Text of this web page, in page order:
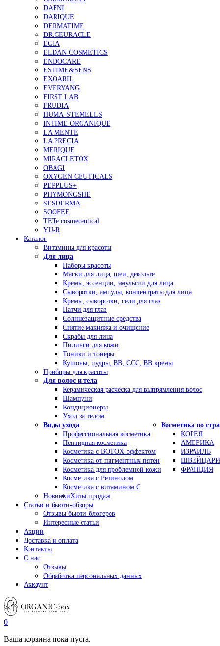
DAFNI
DARIQUE
DERMATIME
DR.CEURACLE
EGIA
ELDAN COSMETICS
ENDOCARE
ESTIME&SENS
EXOARIL
EVERYANG
FIRST LAB
FRUDIA
HUMA-STEMELLS
INTIME ORGANIQUE
LA MENTE
LA PRECIA
MERIQUE
MIRACLETOX
OBAGI
OXYGEN CEUTICALS
PEPPLUS+
PHYMONGSHE
SESDERMA
SOOFEE
TETe cosmeceutical
YU-R
Каталог
Витамины для красоты
Для лица
Наборы красоты
Маски для лица, шеи, декольте
Кремы, эссенции, эмульсии для лица
Сыворотки, ампулы, концентраты для лица
Кремы, сыворотки, гели для глаз
Патчи для глаз
Солнцезащитные средства
Снятие макияжа и очищение
Скрабы для лица
Пилинги для кожи
Тоники и тонеры
Кушоны, пудры, ВВ, ССС, ВВ кремы
Приборы для красоты
Для волос и тела
Керамическая расческа для выпрямления волос
Шампуни
Кондиционеры
Уход за телом
Виды ухода
Профессиональная косметика
Пептидная косметика
Косметика с BOTOX-эффектом
Косметика от пигментных пятен
Косметика для проблемной кожи
Косметика с Ретинолом
Косметика с витамином С
Косметика по
КОРЕЯ
АМЕРИКА
ИЗРАИЛЬ
ФРАНЦИЯ
НовинкиХиты продаж
Статьи и бьюти-обзоры
Отзывы бьюти-блогеров
Интересные статьи
Акции
Доставка и оплата
Контакты
О нас
Отзывы
Обработка персональных данных
Аккаунт
0
Ваша корзина пока пуста.